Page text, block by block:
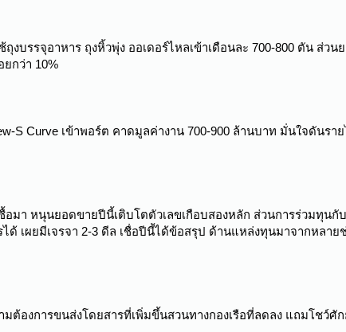
บรรจุอาหาร ถุงหิ้วพุ่ง ออเดอร์ไหลเข้าเดือนละ 700-800 ตัน ส่ว
กว่า 10%
S Curve เข้าพอร์ต คาดมูลค่างาน 700-900 ล้านบาท มั่นใจดันรา
มา หนุนยอดขายปีนี้เติบโตตัวเลขเกือบสองหลัก ส่วนการร่วมทุน
ด้ เผยมีเจรจา 2-3 ดีล เชื่อปีนี้ได้ข้อสรุป ด้านแหล่งทุนมาจากหลาย
มต้องการขนส่งโดยสารที่เพิ่มขึ้นสวนทางกองเรือที่ลดลง แถมโชว์